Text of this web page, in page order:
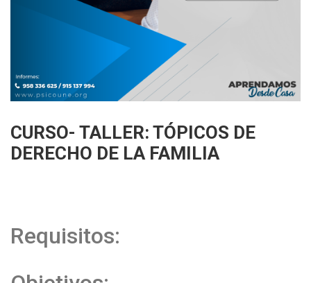
CURSO- TALLER: TÓPICOS DE
DERECHO DE LA FAMILIA
Requisitos: